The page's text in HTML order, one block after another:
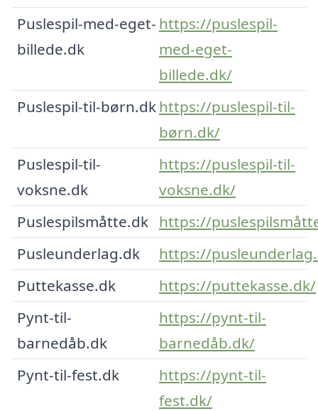
Puslespil-med-eget-
billede.dk
https://puslespil-
med-eget-
billede.dk/
Puslespil-til-børn.dkhttps://puslespil-til-
børn.dk/
Puslespil-til-
voksne.dk
https://puslespil-til-
voksne.dk/
Puslespilsmåtte.dk https://
Pusleunderlag.dk
https://
Puttekasse.dk
https://puttekasse.dk/
Pynt-til-
barnedåb.dk
https://pynt-til-
barnedåb.dk/
Pynt-til-fest.dk
https://pynt-til-
fest.dk/